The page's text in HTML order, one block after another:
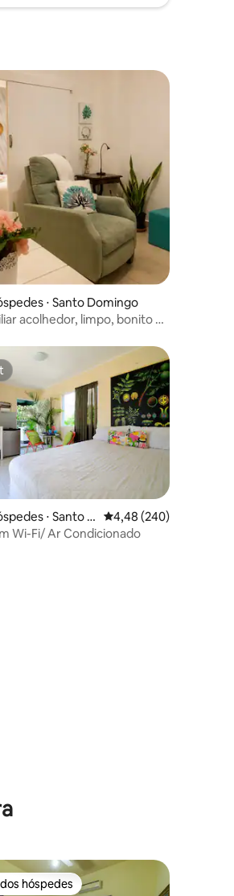
⋅ Santo Domingo
acolhedor, limpo, bonito e
de 5, 35 avaliações
⋅ Santo D 4,48 de uma avaliação
4,48 (240)
Wi-Fi/ Ar Condicionado
hóspedes
hóspedes